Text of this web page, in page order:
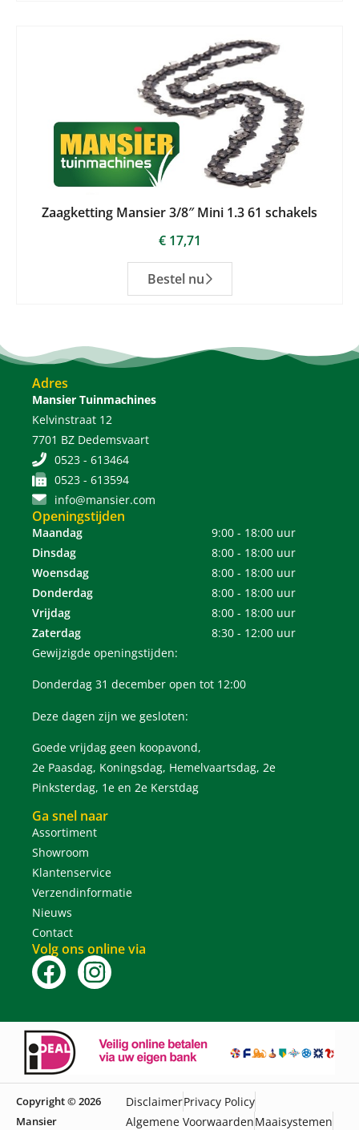
Zaagketting Mansier 3/8″ Mini 1.3 61 schakels
€17,71
Bestel nu
Adres
Mansier Tuinmachines
Kelvinstraat 12
7701 BZ Dedemsvaart
0523 - 613464
0523 - 613594
info@mansier.com
Openingstijden
Maandag
9:00 - 18:00 uur
Dinsdag
8:00 - 18:00 uur
Woensdag
8:00 - 18:00 uur
Donderdag
8:00 - 18:00 uur
Vrijdag
8:00 - 18:00 uur
Zaterdag
8:30 - 12:00 uur
Gewijzigde openingstijden:
Donderdag 31 december open tot 12:00
Deze dagen zijn we gesloten:
Goede vrijdag geen koopavond,
2e Paasdag, Koningsdag, Hemelvaartsdag, 2e
Pinksterdag, 1e en 2e Kerstdag
Ga snel naar
Assortiment
Showroom
Klantenservice
Verzendinformatie
Nieuws
Contact
Volg ons online via
Copyright © 2026
Mansier
DisclaimerPrivacy Policy
Algemene VoorwaardenMaaisystemen